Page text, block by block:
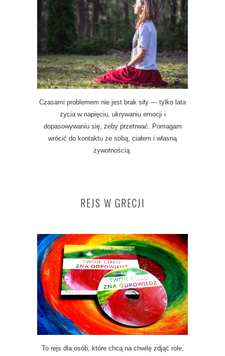
Czasami problemem nie jest brak siły — tylko lata
życia w napięciu, ukrywaniu emocji i
dopasowywaniu się, żeby przetrwać. Pomagam
wrócić do kontaktu ze sobą, ciałem i własną
żywotnością.
REJS W GRECJI
To rejs dla osób, które chcą na chwilę zdjąć role,